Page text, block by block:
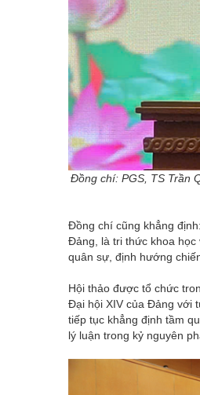
Đồng chí: PGS, TS Trần
Đồng chí cũng khẳng
Đảng, là tri thức khoa
quân sự, định hướng
Hội thảo được tổ chức
Đại hội XIV của Đảng với
tiếp tục khẳng định tầm
lý luận trong kỷ nguyên